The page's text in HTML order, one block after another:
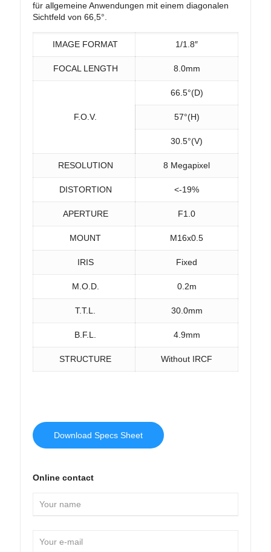
für allgemeine Anwendungen mit einem diagonalen
Sichtfeld von 66,5°.
IMAGE FORMAT 1/1.8″
FOCAL LENGTH 8.0mm
F.O.V.
66.5°(D)
57°(H)
30.5°(V)
RESOLUTION 8 Megapixel
DISTORTION <-19%
APERTURE F1.0
MOUNT M16x0.5
IRIS Fixed
M.O.D. 0.2m
T.T.L. 30.0mm
B.F.L. 4.9mm
STRUCTURE Without IRCF
Download Specs Sheet
Online contact